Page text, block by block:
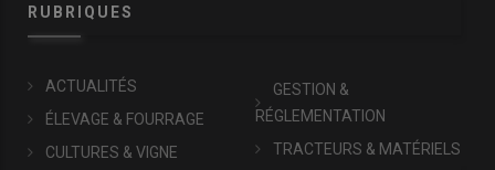
RUBRIQUES
ACTUALITÉS
ÉLEVAGE & FOURRAGE
CULTURES & VIGNE
GESTION &
RÉGLEMENTATION
TRACTEURS & MATÉRIELS